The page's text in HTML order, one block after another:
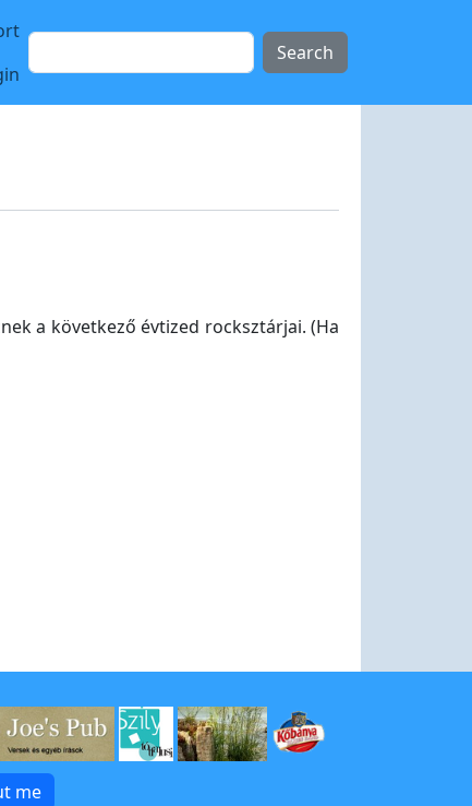
a következő évtized rocksztárjai. (Ha
me